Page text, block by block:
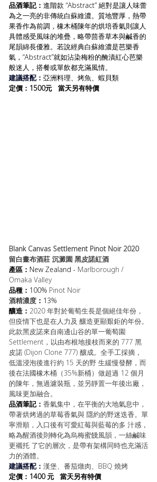
品酒筆記： 進階款 “Abstract” 絕對是讓人味蕾
為之一亮的非傳統白蘇維濃。質地豐厚，熱帶
果香作為前調，橡木桶陳年的烘培香氣則讓人
具體感受風味的堆疊，略帶茴香草本與鹹香的
尾韻綿長優雅。若說經典白蘇維濃是芭樂香
氣，“Abstract”就如沾染梅粉的醃漬紅心芭樂
般迷人，搭餐或單飲都充滿風情。
建議搭配： 亞洲料理、烤魚、蝦貝類
定價：1500元   當天另有特價
Blank Canvas Settlement Pinot Noir 2020
留白畫布酒莊 沉澱園 黑皮諾紅酒
產區： New Zealand - Marlborough /
Omaka Valley
品種： 100% Pinot Noir
酒精濃度 ： 13%
釀造： 2020 年對於葡萄生長是個絕佳年份，
但疫情下也是在人力及 釀造更顯艱鉅的年份。
此款黑皮諾來自南邊山谷的單一葡萄園
Settlement，以由布根地接枝而來的 777 黑
皮諾 (Dijon Clone 777) 釀成。全手工採摘，
低溫浸泡後進行約 15 天的野 生緩慢發酵，而
後在法國橡木桶（35%新桶）做超過 12 個月
的陳年，無過濾裝瓶，並另靜置一年後出廠，
風味更加融合。
品酒筆記： 香氣集中，在平衡的大地氣息中，
帶著烘烤過的草莓香氣與 隱約的野迷迭香。單
寧滑順，入口後有可愛紅莓與藍莓的多 汁感，
略為醒酒後則轉化為烏梅蜜餞風韻，一絲鹹味
更襯托 了它的層次，是帶有架構同時也充滿活
力的酒體。
建議搭配： 漢堡、番茄燉肉、BBQ 燒烤
定價：1400 元   當天另有特價